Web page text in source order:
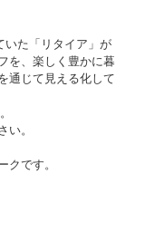
いた「リタイア」が
を、楽しく豊かに暮
通じて見える化して
い。
です。